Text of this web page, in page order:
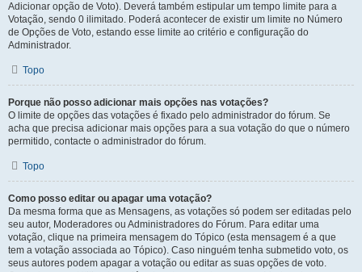
Adicionar opção de Voto). Deverá também estipular um tempo limite para a
Votação, sendo 0 ilimitado. Poderá acontecer de existir um limite no Número
de Opções de Voto, estando esse limite ao critério e configuração do
Administrador.
Topo
Porque não posso adicionar mais opções nas votações?
O limite de opções das votações é fixado pelo administrador do fórum. Se
acha que precisa adicionar mais opções para a sua votação do que o número
permitido, contacte o administrador do fórum.
Topo
Como posso editar ou apagar uma votação?
Da mesma forma que as Mensagens, as votações só podem ser editadas pelo
seu autor, Moderadores ou Administradores do Fórum. Para editar uma
votação, clique na primeira mensagem do Tópico (esta mensagem é a que
tem a votação associada ao Tópico). Caso ninguém tenha submetido voto, os
seus autores podem apagar a votação ou editar as suas opções de voto.